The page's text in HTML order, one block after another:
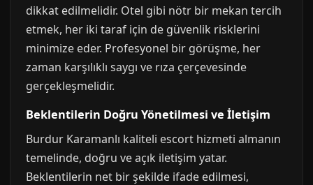
dikkat edilmelidir. Otel gibi nötr bir mekan tercih
etmek, her iki taraf için de güvenlik risklerini
minimize eder. Profesyonel bir görüşme, her
zaman karşılıklı saygı ve rıza çerçevesinde
gerçekleşmelidir.
Beklentilerin Doğru Yönetilmesi ve İletişim
Burdur Karamanlı kaliteli escort hizmeti almanın
temelinde, doğru ve açık iletişim yatar.
Beklentilerin net bir şekilde ifade edilmesi,